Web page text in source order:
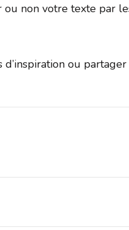
non votre texte par
ou